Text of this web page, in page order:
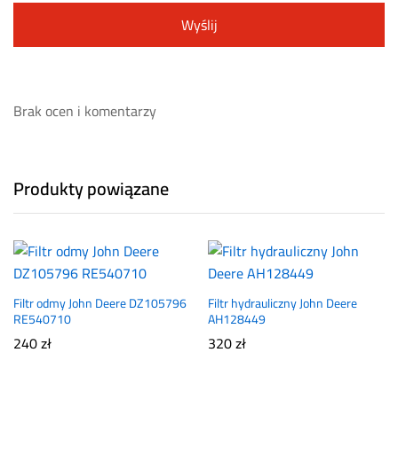
Brak ocen i komentarzy
Produkty powiązane
Filtr odmy John Deere DZ105796
RE540710
240zł
Filtr hydrauliczny John Deere
AH128449
320zł